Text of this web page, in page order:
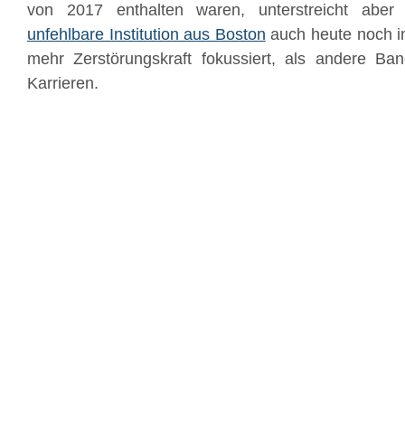
von 2017 enthalten waren, unterstreicht
unfehlbare Institution aus Boston auch heute noch
mehr Zerstörungskraft fokussiert, als andere
Karrieren.